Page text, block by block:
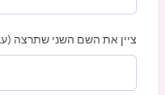
ציין את השם השני שתרצה